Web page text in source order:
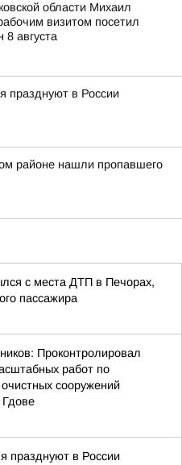
области Михаил
визитом посетил
8 августа
празднуют в России
районе нашли пропавшего
с места ДТП в Печорах,
пассажира
Проконтролировал
работ по
очистных сооружений
Гдове
празднуют в России